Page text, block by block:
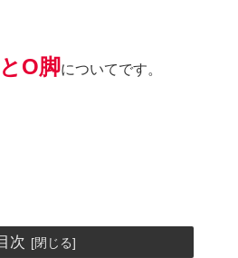
O脚についてです。
次